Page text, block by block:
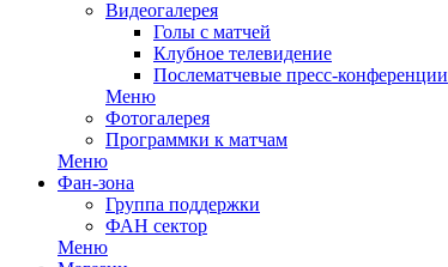
Видеогалерея
Голы с матчей
Клубное телевидение
Послематчевые пресс-конференции
Меню
Фотогалерея
Программки к матчам
Меню
Фан-зона
Группа поддержки
ФАН сектор
Меню